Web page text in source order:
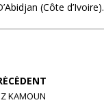
(Côte d’Ivoire).
KAMOUN